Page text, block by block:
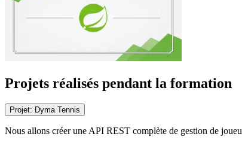
Projets réalisés pendant la formation
Projet: Dyma Tennis
Nous allons créer une API REST complète de gestion de